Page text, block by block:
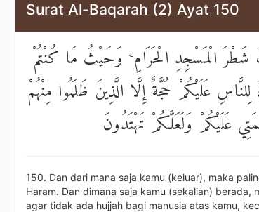
Surat Al-Baqarah (2) Ayat 150
الْمَسْجِدِ الْحَرَامِ ۚ وَحَيْثُ مَا كُنْتُمْ
عَلَيْكُمْ حُجَّةٌ إِلَّا الَّذِينَ ظَلَمُوا مِنْهُمْ
عَلَيْكُمْ وَلَعَلَّكُمْ تَهْتَدُونَ
150. Dan dari mana saja kamu (keluar), maka
Haram. Dan dimana saja kamu (sekalian) berada,
agar tidak ada hujjah bagi manusia atas kamu,